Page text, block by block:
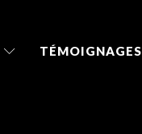
TÉMOIGNAGES